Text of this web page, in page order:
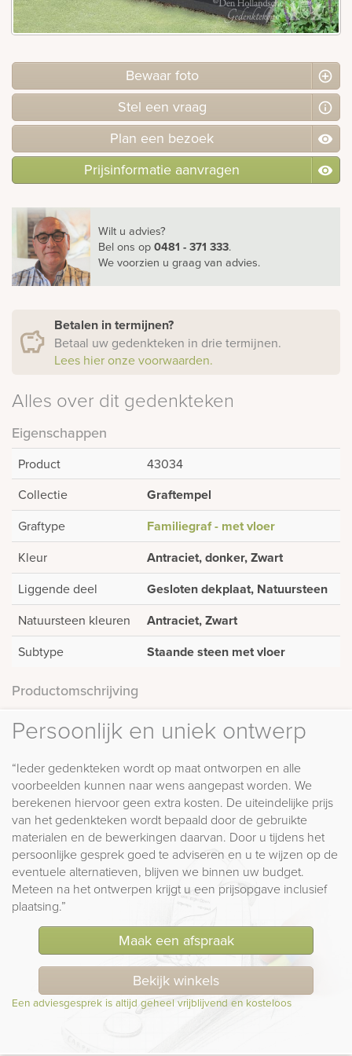
Bekijk
ook:
Bewaar foto
Stel een vraag
Plan een bezoek
Prijsinformatie aanvragen
Wilt u advies?
Bel ons op0481 - 371 333.
We voorzien u graag van advies.
Betalen in termijnen?
Betaal uw gedenkteken in drie termijnen.
Lees hier onze voorwaarden.
Alles over dit gedenkteken
Eigenschappen
Product
43034
Collectie
Graftempel
Graftype Familiegraf - met vloer
Kleur Antraciet, donker, Zwart
Liggende deel Gesloten dekplaat, Natuursteen
Natuursteen kleuren Antraciet, Zwart
Subtype Staande steen met vloer
Productomschrijving
Persoonlijk en uniek ontwerp
“Ieder gedenkteken wordt op maat ontworpen en alle
voorbeelden kunnen naar wens aangepast worden. We
berekenen hiervoor geen extra kosten. De uiteindelijke prijs
van het gedenkteken wordt bepaald door de gebruikte
materialen en de bewerkingen daarvan. Door u tijdens het
persoonlijke gesprek goed te adviseren en u te wijzen op de
eventuele alternatieven, blijven we binnen uw budget.
Meteen na het ontwerpen krijgt u een prijsopgave inclusief
plaatsing.”
Maak een afspraak
Bekijk winkels
Een adviesgesprek is altijd geheel vrijblijvend en kosteloos